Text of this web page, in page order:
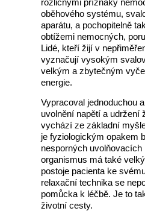
rozličnými příznaky
oběhového systému,
aparátu, a pochopitelně
obtížemi nemocných,
Lidé, kteří žijí v
vyznačují vysokým
velkým a zbytečným
energie.
Vypracoval jednoduchou
uvolnění napětí a udržení
vychází ze základní
je fyziologickým opakem
nesporných uvolňovacích
organismus má také
postoje pacienta ke
relaxační technika se
pomůcka k léčbě. Je to
životní cesty.